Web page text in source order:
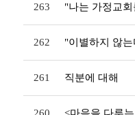
263 "나는 가정교
262 "이별하지 않
261 직분에 대해